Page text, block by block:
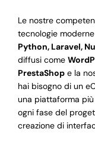
Le nostre
tecnologie
Python, Laravel,
diffusi come
PrestaShope la
hai bisogno di un
una piattaforma
ogni fase del
creazione di